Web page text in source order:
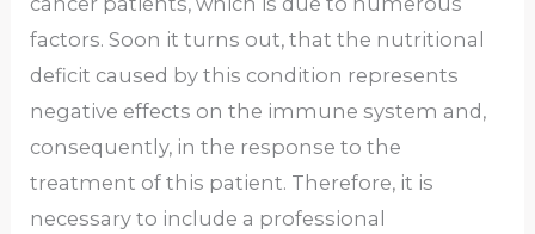
factors. Soon it turns out, that the nutritional
deficit caused by this condition represents
negative effects on the immune system and,
consequently, in the response to the
treatment of this patient. Therefore, it is
necessary to include a professional